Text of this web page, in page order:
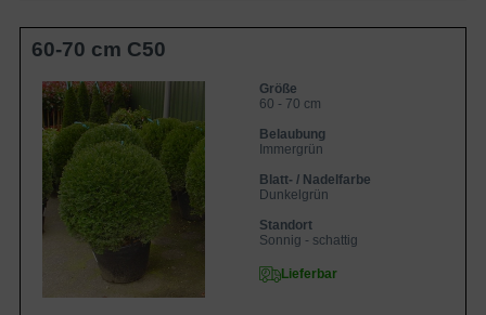
60-70 cm C50
Größe
60 - 70 cm
Belaubung
Immergrün
Blatt- / Nadelfarbe
Dunkelgrün
Standort
Sonnig - schattig
Lieferbar